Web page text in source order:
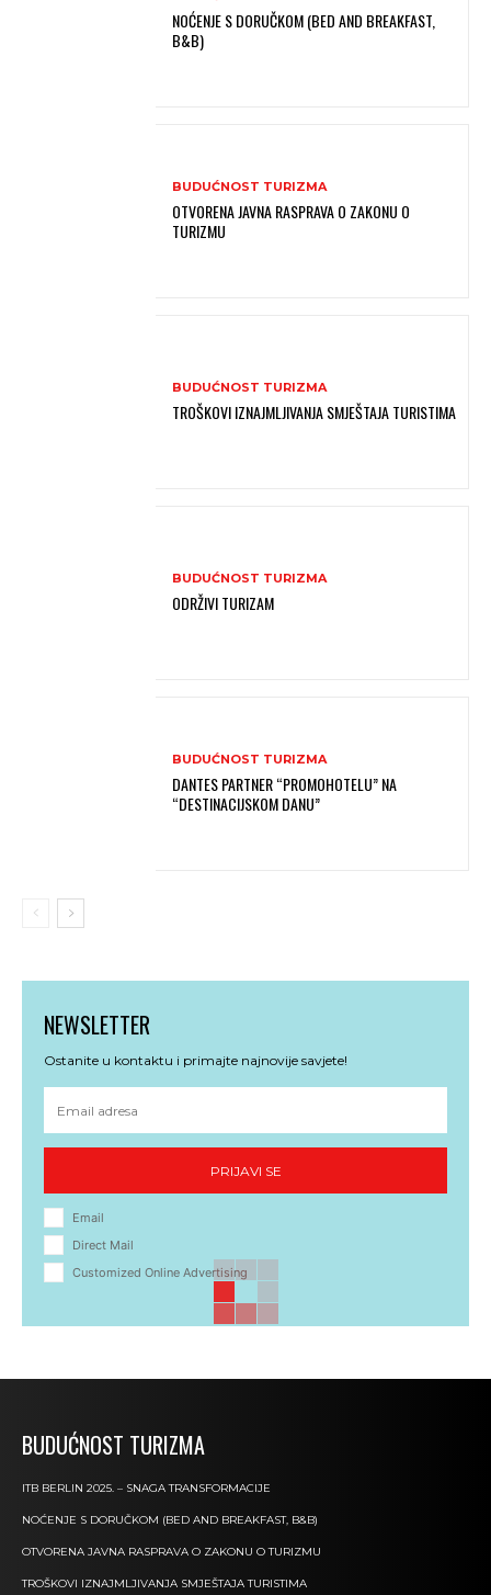
NOĆENJE S DORUČKOM (BED AND BREAKFAST,
B&B)
BUDUĆNOST TURIZMA
OTVORENA JAVNA RASPRAVA O ZAKONU O
TURIZMU
BUDUĆNOST TURIZMA
TROŠKOVI IZNAJMLJIVANJA SMJEŠTAJA TURISTIMA
BUDUĆNOST TURIZMA
ODRŽIVI TURIZAM
BUDUĆNOST TURIZMA
DANTES PARTNER “PROMOHOTELU” NA
“DESTINACIJSKOM DANU”
NEWSLETTER
Ostanite u kontaktu i primajte najnovije savjete!
PRIJAVI SE
Email
Direct Mail
Customized Online Advertising
BUDUĆNOST TURIZMA
ITB BERLIN 2025. – SNAGA TRANSFORMACIJE
NOĆENJE S DORUČKOM (BED AND BREAKFAST, B&B)
OTVORENA JAVNA RASPRAVA O ZAKONU O TURIZMU
TROŠKOVI IZNAJMLJIVANJA SMJEŠTAJA TURISTIMA